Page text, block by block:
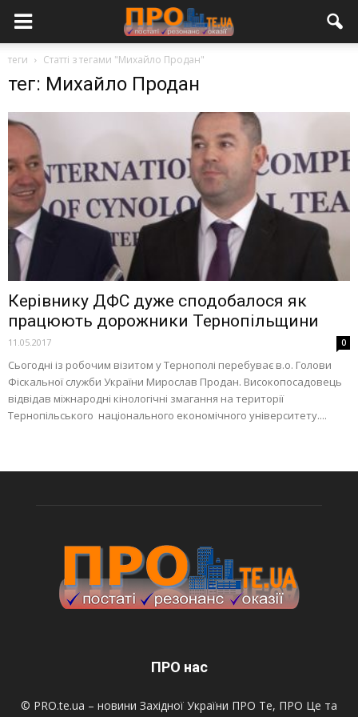
теги Статті з тегами "Михайло Продан"
тег: Михайло Продан
Керівнику ДФС дуже сподобалося як
працюють дорожники Тернопільщини
11.05.2017 0
Сьогодні із робочим візитом у Тернополі перебуває в.о. Голови
Фіскальної служби України Мирослав Продан. Високопосадовець
відвідав міжнародні кінологічні змагання на території
Тернопільського національного економічного університету....
ПРО нас
© PRO.te.ua – новини Західної України ПРО Те, ПРО Це та